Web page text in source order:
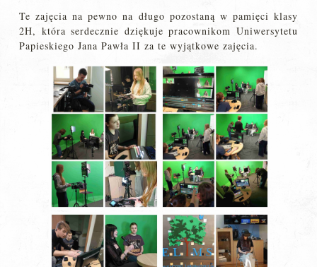
Te zajęcia na pewno na długo pozostaną w pamięci klasy
2H, która serdecznie dziękuje pracownikom Uniwersytetu
Papieskiego Jana Pawła II za te wyjątkowe zajęcia.